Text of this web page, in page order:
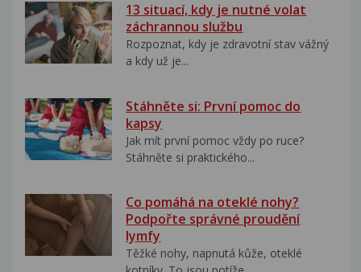
13 situací, kdy je nutné volat
záchrannou službu
Rozpoznat, kdy je zdravotní stav vážný
a kdy už je...
Stáhněte si: První pomoc do
kapsy
Jak mít první pomoc vždy po ruce?
Stáhněte si praktického...
Co pomáhá na oteklé nohy?
Podpořte správné proudění
lymfy
Těžké nohy, napnutá kůže, oteklé